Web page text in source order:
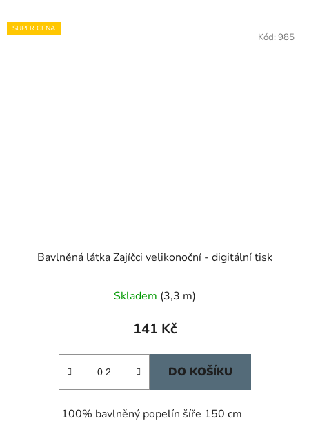
SUPER CENA
Bavlněná látka Zajíčci velikonoční - digitální tisk
Skladem (3,3 m)
141 Kč
DO KOŠÍKU
100% bavlněný popelín šíře 150 cm
Kód: 985